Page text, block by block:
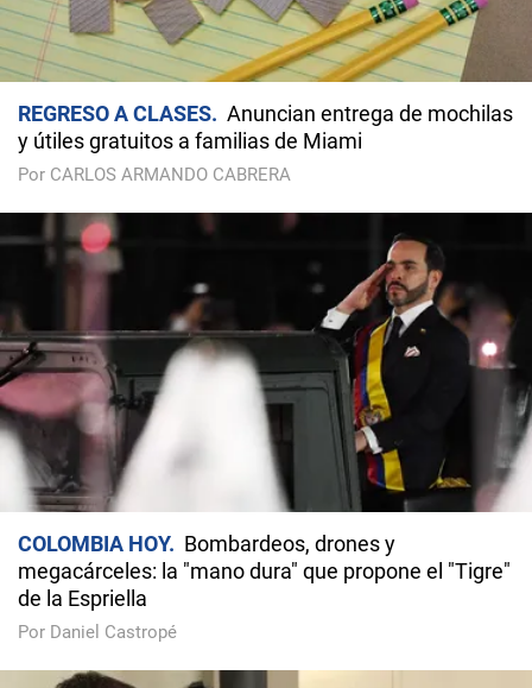
REGRESO A CLASES
Anuncian entrega de mochilas
y útiles gratuitos a familias de Miami
Por CARLOS ARMANDO CABRERA
COLOMBIA HOY
Bombardeos, drones y
megacárceles: la "mano dura" que propone el "Tigre"
de la Espriella
Por Daniel Castropé